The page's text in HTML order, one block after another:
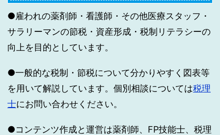
●雇われの薬剤師・看護師・その他医療スタッフ・
サラリーマンの節税・資産形成・税制リテラシーの
向上を目的としています。
●一般的な税制・節税について分かりやすく図表等
を用いて解説しています。個別相談については税理
士にお問い合わせください。
●コンテンツ作成と運営は薬剤師、FP技能士、税理